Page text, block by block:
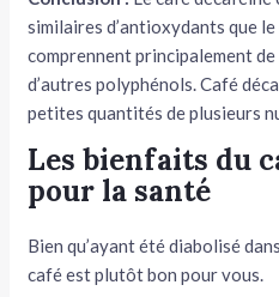
similaires d’antioxydants que
comprennent principalement
d’autres polyphénols. Café
petites quantités de plusieurs
Les bienfaits du
pour la santé
Bien qu’ayant été diabolisé
café est plutôt bon pour vous.